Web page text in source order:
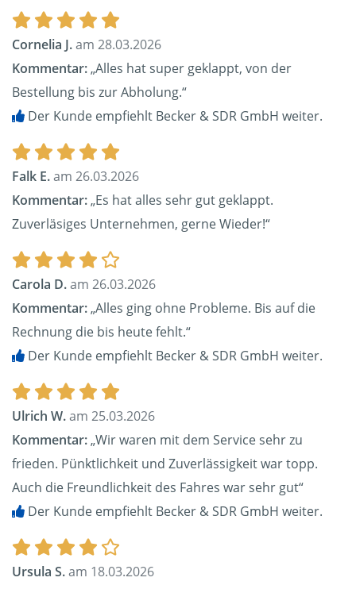
Cornelia J.am 28.03.2026
Kommentar:„Alles hat super geklappt, von der
Bestellung bis zur Abholung.“
Der Kunde empfiehlt Becker & SDR GmbH weiter.
Falk E.am 26.03.2026
Kommentar:„Es hat alles sehr gut geklappt.
Zuverläsiges Unternehmen, gerne Wieder!“
Carola D.am 26.03.2026
Kommentar:„Alles ging ohne Probleme. Bis auf die
Rechnung die bis heute fehlt.“
Der Kunde empfiehlt Becker & SDR GmbH weiter.
Ulrich W.am 25.03.2026
Kommentar:„Wir waren mit dem Service sehr zu
frieden. Pünktlichkeit und Zuverlässigkeit war topp.
Auch die Freundlichkeit des Fahres war sehr gut“
Der Kunde empfiehlt Becker & SDR GmbH weiter.
Ursula S.am 18.03.2026